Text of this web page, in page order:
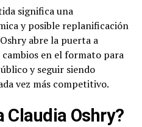
significa una
y posible replanificación
abre la puerta a
en el formato para
y seguir siendo
vez más competitivo.
Claudia Oshry?